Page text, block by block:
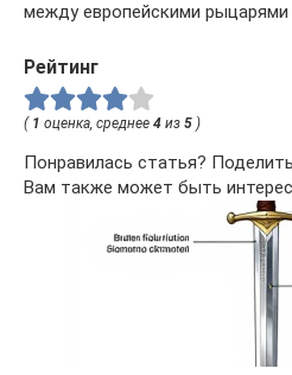
между европейскими
Рейтинг
( 1 оценка, среднее 4 из 5 )
Понравилась статья?
Вам также может быть